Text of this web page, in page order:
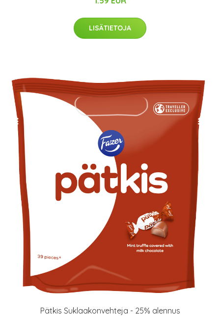
LISÄTIETOJA
Pätkis Suklaakonvehteja - 25% alennus